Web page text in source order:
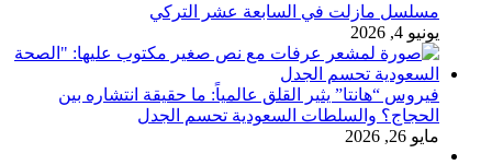
مسلسل مازلت في السابعة عشر التركي
يونيو 4, 2026
فيروس “هانتا” يثير القلق عالمياً: ما حقيقة انتشاره بين
الحجاج؟ والسلطات السعودية تحسم الجدل
مايو 26, 2026